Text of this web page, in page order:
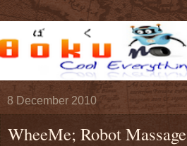
8 December 2010
WheeMe; Robot Massage